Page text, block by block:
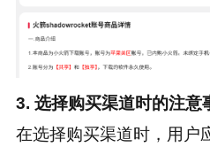
3. 选择购买渠道时的注意
在选择购买渠道时，用户